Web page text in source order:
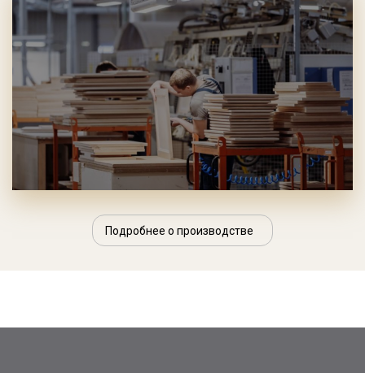
Подробнее о производстве